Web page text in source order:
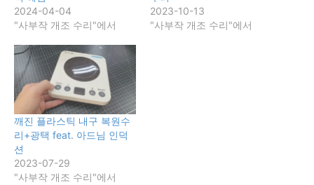
2024-04-04
"사부작 개조 수리"에서
2023-10-13
"사부작 개조 수리"에서
깨진 플라스틱 내구 복원수
리+광택 feat. 아드님 인덕
션
2023-07-29
"사부작 개조 수리"에서